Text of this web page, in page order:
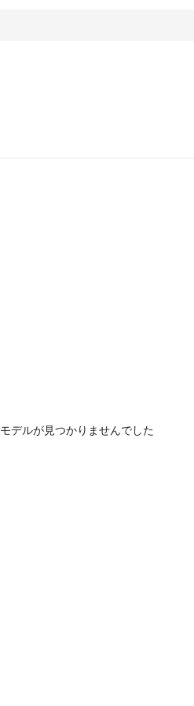
モデルが見つかりませんでした